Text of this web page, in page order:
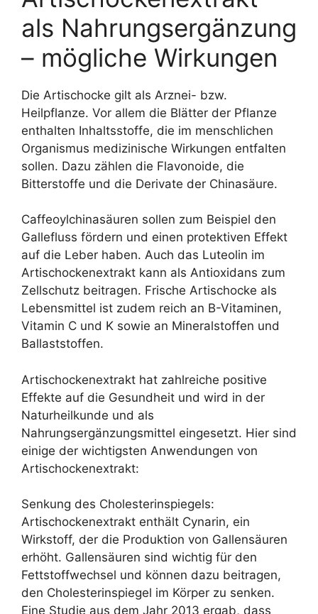
als Nahrungsergänzung
– mögliche Wirkungen
Die Artischocke gilt als Arznei- bzw.
Heilpflanze. Vor allem die Blätter der Pflanze
enthalten Inhaltsstoffe, die im menschlichen
Organismus medizinische Wirkungen entfalten
sollen. Dazu zählen die Flavonoide, die
Bitterstoffe und die Derivate der Chinasäure.
Caffeoylchinasäuren sollen zum Beispiel den
Gallefluss fördern und einen protektiven Effekt
auf die Leber haben. Auch das Luteolin im
Artischockenextrakt kann als Antioxidans zum
Zellschutz beitragen. Frische Artischocke als
Lebensmittel ist zudem reich an B-Vitaminen,
Vitamin C und K sowie an Mineralstoffen und
Ballaststoffen.
Artischockenextrakt hat zahlreiche positive
Effekte auf die Gesundheit und wird in der
Naturheilkunde und als
Nahrungsergänzungsmittel eingesetzt. Hier sind
einige der wichtigsten Anwendungen von
Artischockenextrakt:
Senkung des Cholesterinspiegels:
Artischockenextrakt enthält Cynarin, ein
Wirkstoff, der die Produktion von Gallensäuren
erhöht. Gallensäuren sind wichtig für den
Fettstoffwechsel und können dazu beitragen,
den Cholesterinspiegel im Körper zu senken.
Eine Studie aus dem Jahr 2013 ergab, dass